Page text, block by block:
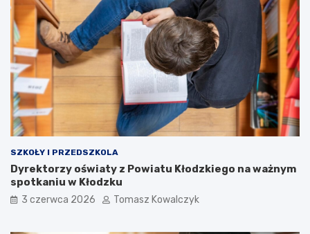
SZKOŁY I PRZEDSZKOLA
Dyrektorzy oświaty z Powiatu Kłodzkiego na ważnym
spotkaniu w Kłodzku
3 czerwca 2026 Tomasz Kowalczyk